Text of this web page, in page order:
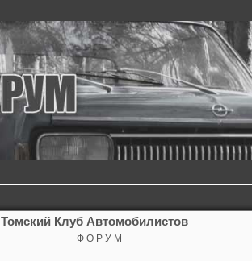
Томский Клуб Автомобилистов
Ф О Р У М